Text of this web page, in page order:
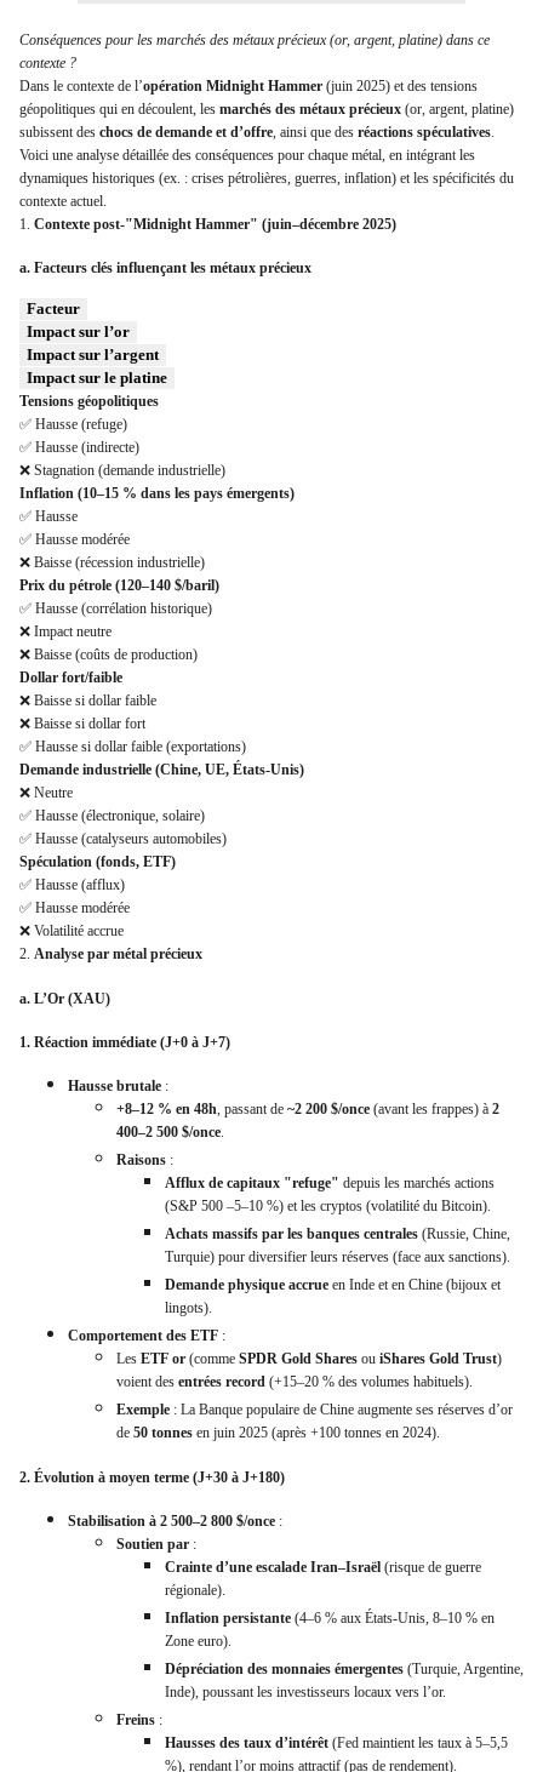
Conséquences pour les marchés des métaux précieux (or, argent, platine) dans ce
contexte ?
Dans le contexte de l’opération Midnight Hammer (juin 2025) et des tensions
géopolitiques qui en découlent, les marchés des métaux précieux (or, argent, platine)
subissent des chocs de demande et d’offre, ainsi que des réactions spéculatives.
Voici une analyse détaillée des conséquences pour chaque métal, en intégrant les
dynamiques historiques (ex. : crises pétrolières, guerres, inflation) et les spécificités du
contexte actuel.
1. Contexte post-"Midnight Hammer" (juin–décembre 2025)
a. Facteurs clés influençant les métaux précieux
Facteur
Impact sur l’or
Impact sur l’argent
Impact sur le platine
Tensions géopolitiques
✅ Hausse (refuge)
✅ Hausse (indirecte)
❌ Stagnation (demande industrielle)
Inflation (10–15 % dans les pays émergents)
✅ Hausse
✅ Hausse modérée
❌ Baisse (récession industrielle)
Prix du pétrole (120–140 $/baril)
✅ Hausse (corrélation historique)
❌ Impact neutre
❌ Baisse (coûts de production)
Dollar fort/faible
❌ Baisse si dollar faible
❌ Baisse si dollar fort
✅ Hausse si dollar faible (exportations)
Demande industrielle (Chine, UE, États-Unis)
❌ Neutre
✅ Hausse (électronique, solaire)
✅ Hausse (catalyseurs automobiles)
Spéculation (fonds, ETF)
✅ Hausse (afflux)
✅ Hausse modérée
❌ Volatilité accrue
2. Analyse par métal précieux
a. L’Or (XAU)
1. Réaction immédiate (J+0 à J+7)
Hausse brutale :
+8–12 % en 48h, passant de ~2 200 $/once (avant les frappes) à 2
400–2 500 $/once.
Raisons :
Afflux de capitaux "refuge" depuis les marchés actions
(S&P 500 –5–10 %) et les cryptos (volatilité du Bitcoin).
Achats massifs par les banques centrales (Russie, Chine,
Turquie) pour diversifier leurs réserves (face aux sanctions).
Demande physique accrue en Inde et en Chine (bijoux et
lingots).
Comportement des ETF :
Les ETF or (comme SPDR Gold Shares ou iShares Gold Trust)
voient des entrées record (+15–20 % des volumes habituels).
Exemple : La Banque populaire de Chine augmente ses réserves d’or
de 50 tonnes en juin 2025 (après +100 tonnes en 2024).
2. Évolution à moyen terme (J+30 à J+180)
Stabilisation à 2 500–2 800 $/once :
Soutien par :
Crainte d’une escalade Iran–Israël (risque de guerre
régionale).
Inflation persistante (4–6 % aux États-Unis, 8–10 % en
Zone euro).
Dépréciation des monnaies émergentes (Turquie, Argentine,
Inde), poussant les investisseurs locaux vers l’or.
Freins :
Hausses des taux d’intérêt (Fed maintient les taux à 5–5,5
%), rendant l’or moins attractif (pas de rendement).